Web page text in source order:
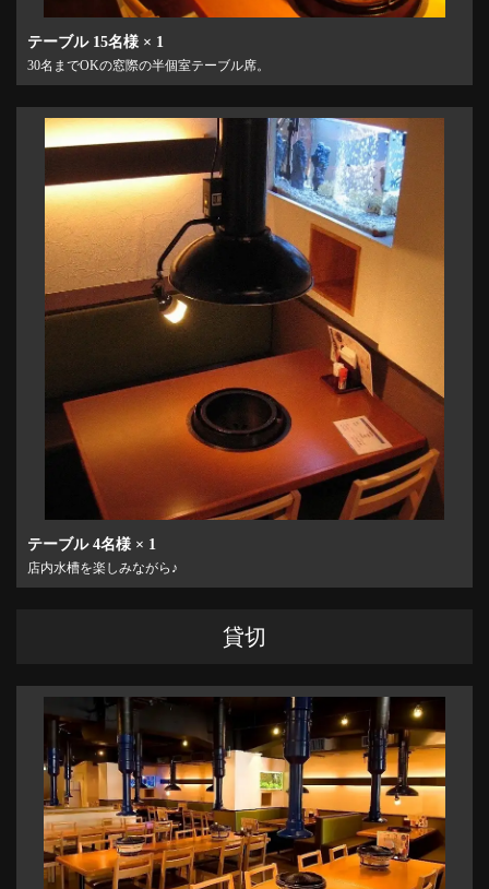
テーブル15名様 × 1
30名までOKの窓際の半個室テーブル席。
テーブル4名様 × 1
店内水槽を楽しみながら♪
貸切
この店舗情報をシェアする
お席 | 炭火焼ホルモン ジンギスカン たたら
神奈川県横浜市西区南幸１－１０－１８ 中山ビル４Ｆ
https://tatara.owst.jp/seats
お店情報をコピー
閉じる